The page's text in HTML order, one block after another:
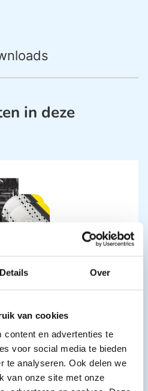
Details Over
van cookies
content en advertenties te
voor social media te bieden
te analyseren. Ook delen we
van onze site met onze
in deze